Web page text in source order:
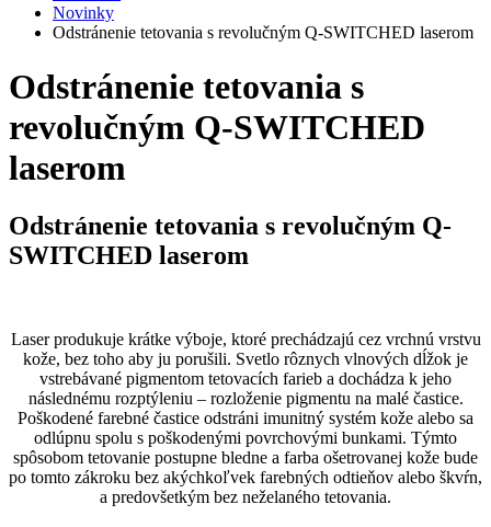
Novinky
Odstránenie tetovania s revolučným Q-SWITCHED laserom
Odstránenie tetovania s
revolučným Q-SWITCHED
laserom
Odstránenie tetovania s revolučným Q-
SWITCHED laserom
Laser produkuje krátke výboje, ktoré prechádzajú cez vrchnú vrstvu
kože, bez toho aby ju porušili. Svetlo rôznych vlnových dĺžok je
vstrebávané pigmentom tetovacích farieb a dochádza k jeho
následnému rozptýleniu – rozloženie pigmentu na malé častice.
Poškodené farebné častice odstráni imunitný systém kože alebo sa
odlúpnu spolu s poškodenými povrchovými bunkami. Týmto
spôsobom tetovanie postupne bledne a farba ošetrovanej kože bude
po tomto zákroku bez akýchkoľvek farebných odtieňov alebo škvŕn,
a predovšetkým bez neželaného tetovania.